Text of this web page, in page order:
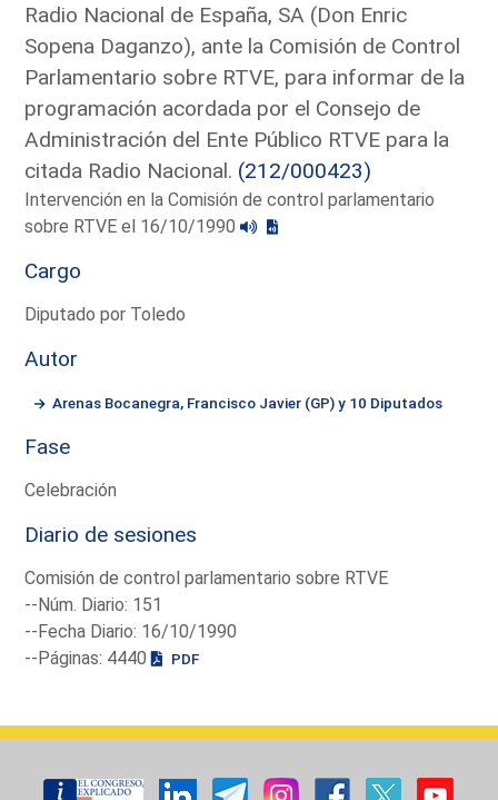
Radio Nacional de España, SA (Don Enric
Sopena Daganzo), ante la Comisión de Control
Parlamentario sobre RTVE, para informar de la
programación acordada por el Consejo de
Administración del Ente Público RTVE para la
citada Radio Nacional. (212/000423)
Intervención en la Comisión de control parlamentario
sobre RTVE el 16/10/1990
Cargo
Diputado por Toledo
Autor
Arenas Bocanegra, Francisco Javier (GP) y 10 Diputados
Fase
Celebración
Diario de sesiones
Comisión de control parlamentario sobre RTVE
--Núm. Diario: 151
--Fecha Diario: 16/10/1990
--Páginas: 4440
PDF